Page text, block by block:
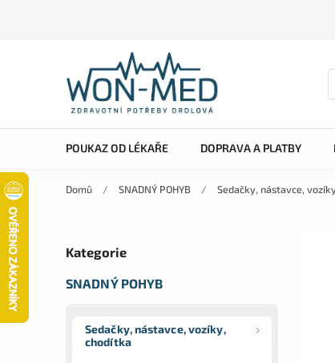
POUKAZ OD LÉKAŘE DOPRAVA A PLATBY
Domů / SNADNÝ POHYB / Sedačky, nástavce,
Kategorie
SNADNÝ POHYB
Sedačky, nástavce, vozíky,
chodítka